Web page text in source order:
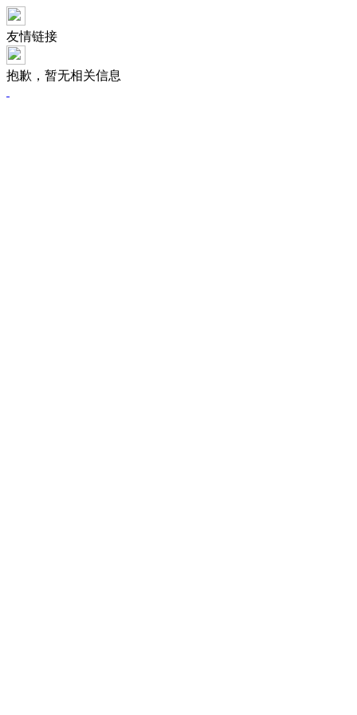
友情链接
抱歉，暂无相关信息